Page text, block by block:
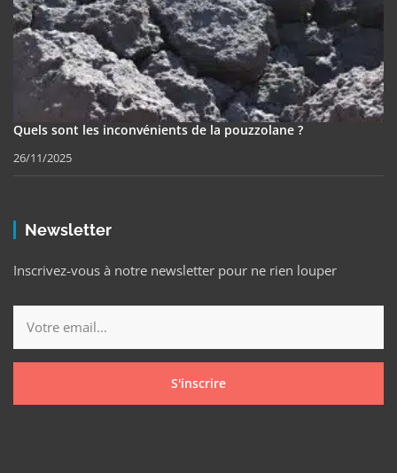
Quels sont les inconvénients de la pouzzolane ?
26/11/2025
Newsletter
Inscrivez-vous à notre newsletter pour ne rien louper
S'inscrire